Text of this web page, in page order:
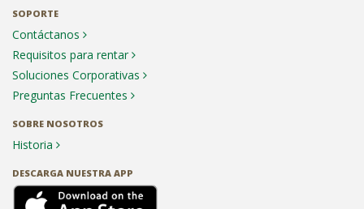
SOPORTE
Contáctanos
Requisitos para rentar
Soluciones Corporativas
Preguntas Frecuentes
SOBRE NOSOTROS
Historia
DESCARGA NUESTRA APP